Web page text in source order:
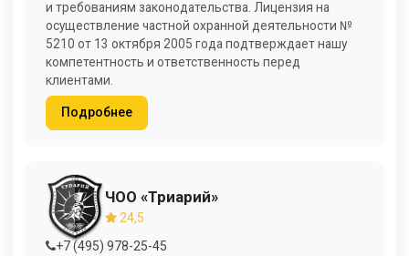
и требованиям законодательства. Лицензия на
осуществление частной охранной деятельности №
5210 от 13 октября 2005 года подтверждает нашу
компетентность и ответственность перед
клиентами.
Подробнее
ЧОО «Триарий»
24,5
+7 (495) 978-25-45